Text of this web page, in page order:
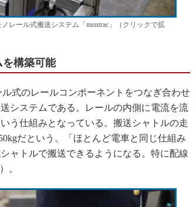
レール式搬送システム「montrac」（クリックで拡
構築可能
式のレールコンポーネントをつなぎ合わせ
システムである。レールの内側に電流を流
う仕組みとなっている。搬送シャトルの走
だという。「ほとんど電車と同じ仕組み
ャトルで搬送できるようになる。特に配線
。